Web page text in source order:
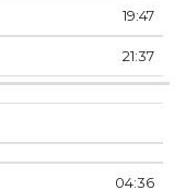
19:47
21:37
04:36